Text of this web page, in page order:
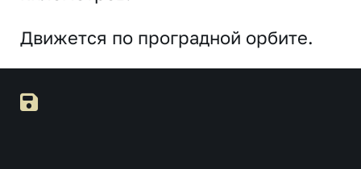
Движется по проградной орбите.